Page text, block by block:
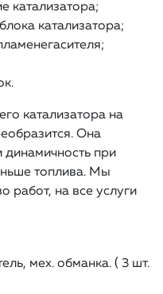
катализатора;
катализатора;
катализатора на
Она
динамичность при
топлива. Мы
работ, на все услуги
мех. обманка. ( 3 шт.